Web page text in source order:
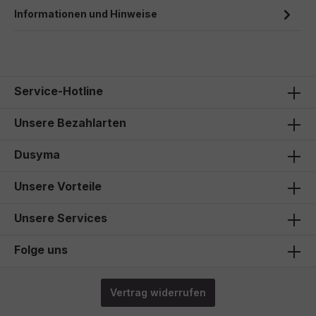
Informationen und Hinweise
Service-Hotline
Unsere Bezahlarten
Dusyma
Unsere Vorteile
Unsere Services
Folge uns
Vertrag widerrufen